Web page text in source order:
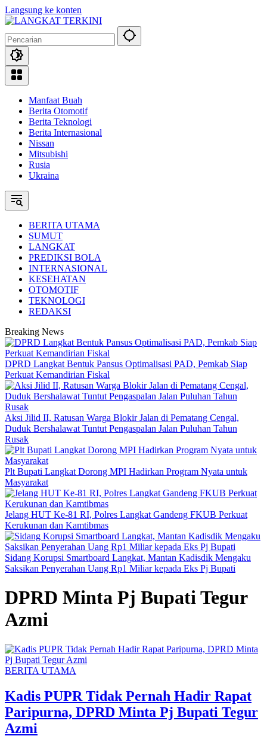
Langsung ke konten
Manfaat Buah
Berita Otomotif
Berita Teknologi
Berita Internasional
Nissan
Mitsubishi
Rusia
Ukraina
BERITA UTAMA
SUMUT
LANGKAT
PREDIKSI BOLA
INTERNASIONAL
KESEHATAN
OTOMOTIF
TEKNOLOGI
REDAKSI
Breaking News
DPRD Langkat Bentuk Pansus Optimalisasi PAD, Pemkab Siap
Perkuat Kemandirian Fiskal
Aksi Jilid II, Ratusan Warga Blokir Jalan di Pematang Cengal,
Duduk Bershalawat Tuntut Pengaspalan Jalan Puluhan Tahun
Rusak
Plt Bupati Langkat Dorong MPI Hadirkan Program Nyata untuk
Masyarakat
Jelang HUT Ke-81 RI, Polres Langkat Gandeng FKUB Perkuat
Kerukunan dan Kamtibmas
Sidang Korupsi Smartboard Langkat, Mantan Kadisdik Mengaku
Saksikan Penyerahan Uang Rp1 Miliar kepada Eks Pj Bupati
DPRD Minta Pj Bupati Tegur
Azmi
BERITA UTAMA
Kadis PUPR Tidak Pernah Hadir Rapat
Paripurna, DPRD Minta Pj Bupati Tegur
Azmi